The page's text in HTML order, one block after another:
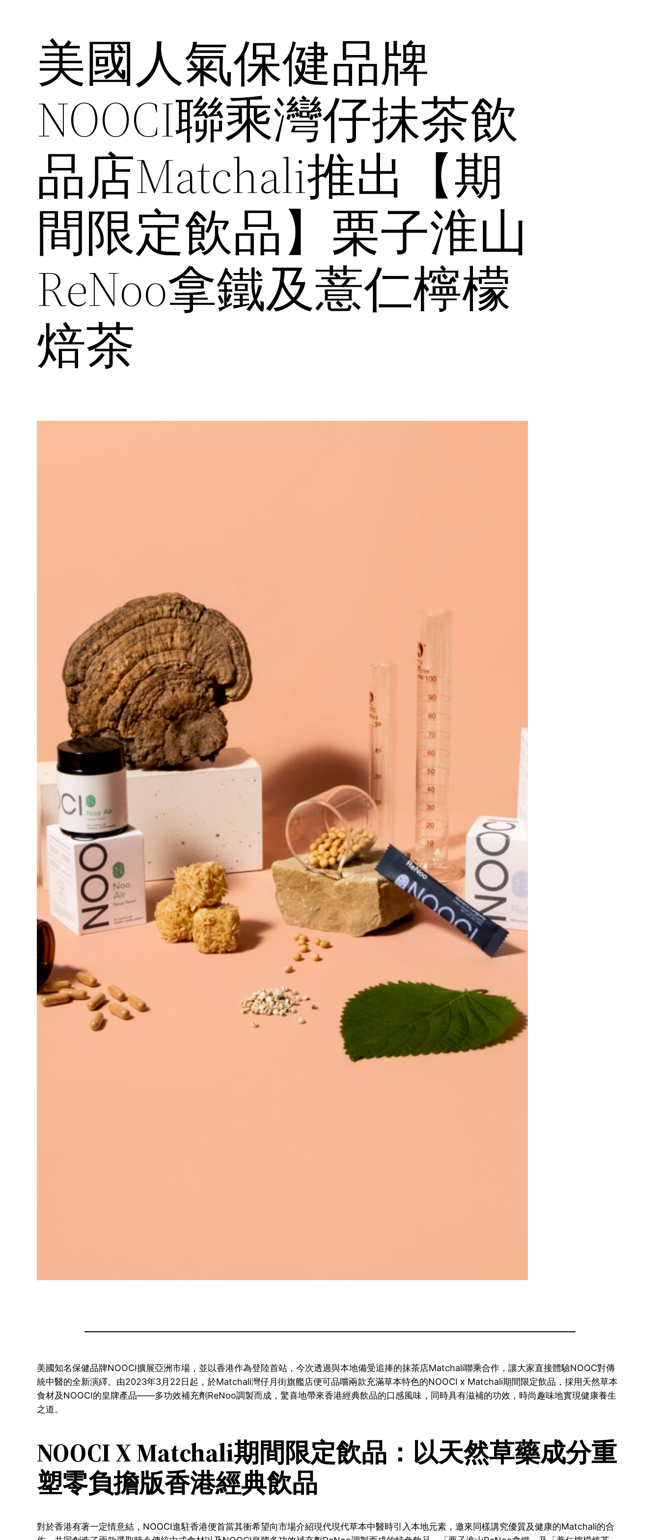
美國人氣保健品牌
NOOCI聯乘灣仔抺茶飲
品店Matchali推出【期
間限定飲品】栗子淮山
ReNoo拿鐵及薏仁檸檬
焙茶
美國知名保健品牌NOOCI擴展亞洲市場，並以香港作為登陸首站，今次透過與本地備受追捧的抹茶店Matchali聯乘合作，讓大家直接體驗NOOC對傳
統中醫的全新演繹。由2023年3月22日起，於Matchali灣仔月街旗艦店便可品嚐兩款充滿草本特色的NOOCI x Matchali期間限定飲品，採用天然草本
食材及NOOCI的皇牌產品——多功效補充劑ReNoo調製而成，驚喜地帶來香港經典飲品的口感風味，同時具有滋補的功效，時尚趣味地實現健康養生
之道。
NOOCI X Matchali期間限定飲品： 以天然草藥成分重
塑零負擔版香港經典飲品
對於香港有著一定情意結，NOOCI進駐香港便首當其衝希望向市場介紹現代現代草本中醫時引入本地元素，邀來同樣講究優質及健康的Matchali的合